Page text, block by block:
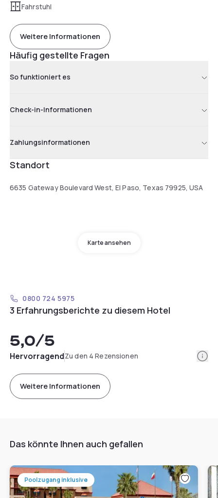
Fahrstuhl
Weitere Informationen
Häufig gestellte Fragen
So funktioniert es
Check-in-Informationen
Zahlungsinformationen
Standort
6635 Gateway Boulevard West, El Paso, Texas 79925, USA
Karte ansehen
0800 724 5975
3 Erfahrungsberichte zu diesem Hotel
5,0/5
HervorragendZu den 4 Rezensionen
Weitere Informationen
Das könnte Ihnen auch gefallen
Poolzugang inklusive